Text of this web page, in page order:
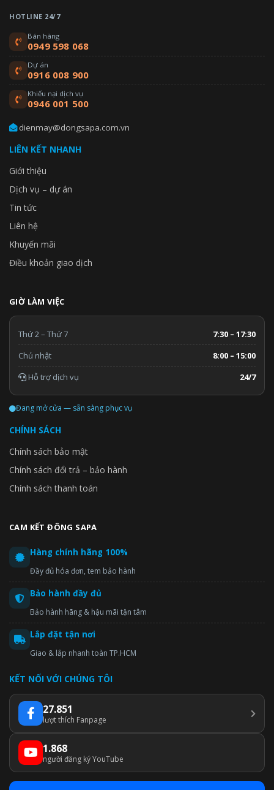
HOTLINE 24/7
Bán hàng
0949 598 068
Dự án
0916 008 900
Khiếu nại dịch vụ
0946 001 500
dienmay@dongsapa.com.vn
LIÊN KẾT NHANH
Giới thiệu
Dịch vụ – dự án
Tin tức
Liên hệ
Khuyến mãi
Điều khoản giao dịch
GIỜ LÀM VIỆC
Thứ 2 – Thứ 7
7:30 – 17:30
Chủ nhật
8:00 – 15:00
Hỗ trợ dịch vụ
24/7
Đang mở cửa — sẵn sàng phục vụ
CHÍNH SÁCH
Chính sách bảo mật
Chính sách đổi trả – bảo hành
Chính sách thanh toán
CAM KẾT ĐÔNG SAPA
Hàng chính hãng 100%
Đầy đủ hóa đơn, tem bảo hành
Bảo hành đầy đủ
Bảo hành hãng & hậu mãi tận tâm
Lắp đặt tận nơi
Giao & lắp nhanh toàn TP.HCM
KẾT NỐI VỚI CHÚNG TÔI
27.851
lượt thích Fanpage
1.868
người đăng ký YouTube